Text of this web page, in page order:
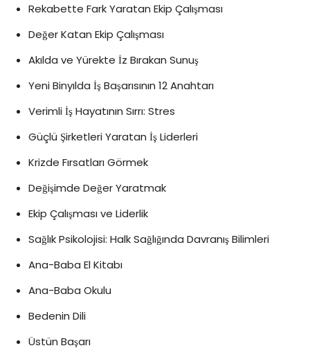
Rekabette Fark Yaratan Ekip Çalışması
Değer Katan Ekip Çalışması
Akılda ve Yürekte İz Bırakan Sunuş
Yeni Binyılda İş Başarısının 12 Anahtarı
Verimli İş Hayatının Sırrı: Stres
Güçlü Şirketleri Yaratan İş Liderleri
Krizde Fırsatları Görmek
Değişimde Değer Yaratmak
Ekip Çalışması ve Liderlik
Sağlık Psikolojisi: Halk Sağlığında Davranış Bilimleri
Ana-Baba El Kitabı
Ana-Baba Okulu
Bedenin Dili
Üstün Başarı